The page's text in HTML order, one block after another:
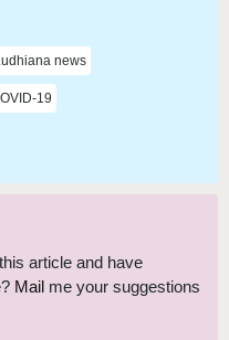
news
19
article and have
Mail me your suggestions